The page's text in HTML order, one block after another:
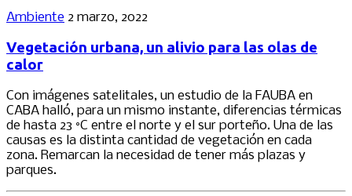
Ambiente 2 marzo, 2022
Vegetación urbana, un alivio para las olas de
calor
Con imágenes satelitales, un estudio de la FAUBA en
CABA halló, para un mismo instante, diferencias térmicas
de hasta 23 °C entre el norte y el sur porteño. Una de las
causas es la distinta cantidad de vegetación en cada
zona. Remarcan la necesidad de tener más plazas y
parques.